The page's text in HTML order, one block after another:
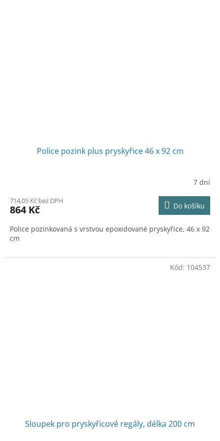
Police pozink plus pryskyřice 46 x 92 cm
7 dní
714,05 Kč bez DPH
864 Kč Do košíku
Police pozinkovaná s vrstvou epoxidované pryskyřice, 46 x 92
cm
Sloupek pro pryskyřicové regály, délka 200 cm
Kód: 104537